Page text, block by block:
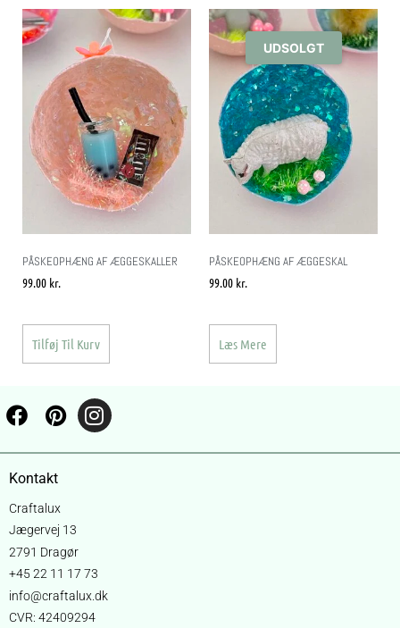
PÅSKEOPHÆNG AF ÆGGESKALLER
99.00 kr.
Tilføj Til Kurv
UDSOLGT
PÅSKEOPHÆNG AF ÆGGESKAL
99.00 kr.
Læs Mere
Kontakt
Craftalux
Jægervej 13
2791 Dragør
+45 22 11 17 73
info@craftalux.dk
CVR: 42409294